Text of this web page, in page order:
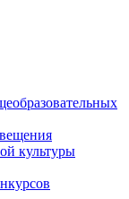
культуры